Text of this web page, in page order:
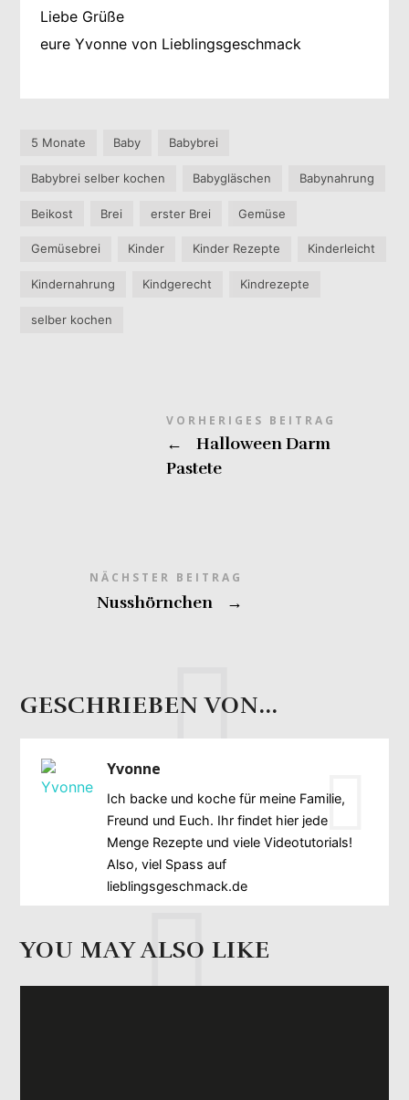
Liebe Grüße
eure Yvonne von Lieblingsgeschmack
5 Monate Baby Babybrei
Babybrei selber kochen Babygläschen Babynahrung
Beikost Brei erster Brei Gemüse
Gemüsebrei Kinder Kinder Rezepte Kinderleicht
Kindernahrung Kindgerecht Kindrezepte
selber kochen
VORHERIGES BEITRAG
←
Halloween Darm
Pastete
NÄCHSTER BEITRAG
Nusshörnchen →
GESCHRIEBEN VON...
Yvonne
Ich backe und koche für meine Familie,
Freund und Euch. Ihr findet hier jede
Menge Rezepte und viele Videotutorials!
Also, viel Spass auf
lieblingsgeschmack.de
YOU MAY ALSO LIKE